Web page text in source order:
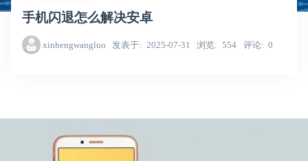
手机闪退怎么解决安卓
xinhengwangluo 发表于 2025-07-31 浏览 554 评论 0